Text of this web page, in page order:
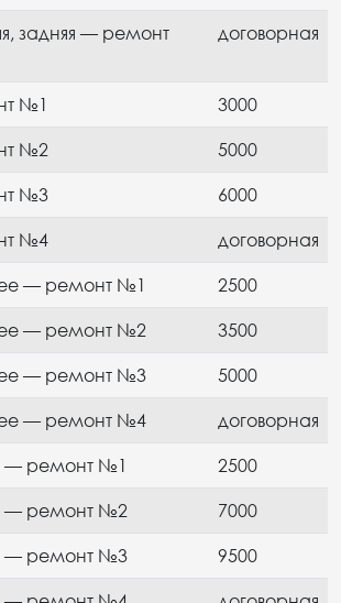
задняя — ремонт
договорная
№1
3000
№2
5000
№3
6000
№4
договорная
— ремонт №1
2500
— ремонт №2
3500
— ремонт №3
5000
— ремонт №4
договорная
— ремонт №1
2500
— ремонт №2
7000
— ремонт №3
9500